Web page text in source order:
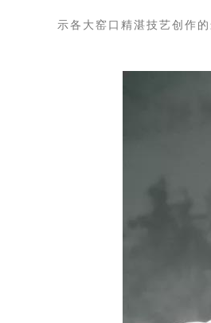
示各大窑口精湛技艺创作